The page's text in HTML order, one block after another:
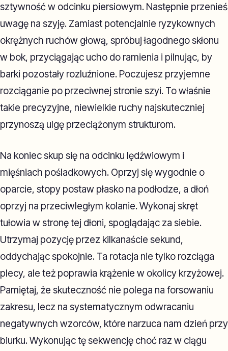
sztywność w odcinku piersiowym. Następnie przenieś
uwagę na szyję. Zamiast potencjalnie ryzykownych
okrężnych ruchów głową, spróbuj łagodnego skłonu
w bok, przyciągając ucho do ramienia i pilnując, by
barki pozostały rozluźnione. Poczujesz przyjemne
rozciąganie po przeciwnej stronie szyi. To właśnie
takie precyzyjne, niewielkie ruchy najskuteczniej
przynoszą ulgę przeciążonym strukturom.
Na koniec skup się na odcinku lędźwiowym i
mięśniach pośladkowych. Oprzyj się wygodnie o
oparcie, stopy postaw płasko na podłodze, a dłoń
oprzyj na przeciwległym kolanie. Wykonaj skręt
tułowia w stronę tej dłoni, spoglądając za siebie.
Utrzymaj pozycję przez kilkanaście sekund,
oddychając spokojnie. Ta rotacja nie tylko rozciąga
plecy, ale też poprawia krążenie w okolicy krzyżowej.
Pamiętaj, że skuteczność nie polega na forsowaniu
zakresu, lecz na systematycznym odwracaniu
negatywnych wzorców, które narzuca nam dzień przy
biurku. Wykonując tę sekwencję choć raz w ciągu